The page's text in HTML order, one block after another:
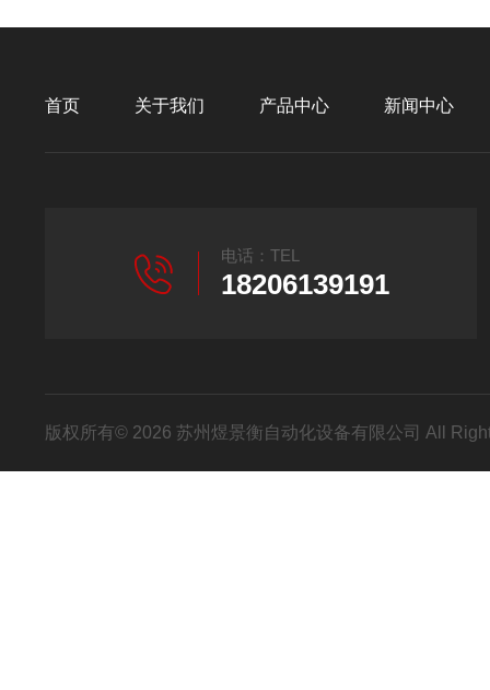
首页 关于我们 产品中心 新闻中心
电话：TEL
18206139191
版权所有© 2026 苏州煜景衡自动化设备有限公司 All